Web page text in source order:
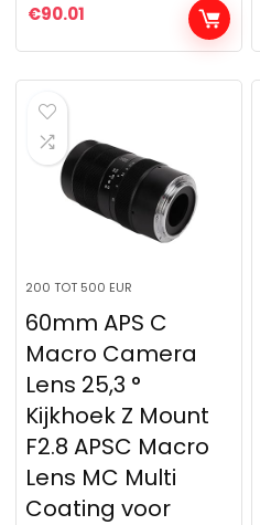
€90.01
200 TOT 500 EUR
60mm APS C
Macro Camera
Lens 25,3 °
Kijkhoek Z Mount
F2.8 APSC Macro
Lens MC Multi
Coating voor